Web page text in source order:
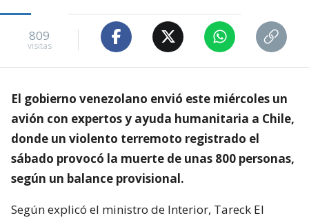
809
visitas
El gobierno venezolano envió este miércoles un
avión con expertos y ayuda humanitaria a Chile,
donde un violento terremoto registrado el
sábado provocó la muerte de unas 800 personas,
según un balance provisional.
Según explicó el ministro de Interior, Tareck El